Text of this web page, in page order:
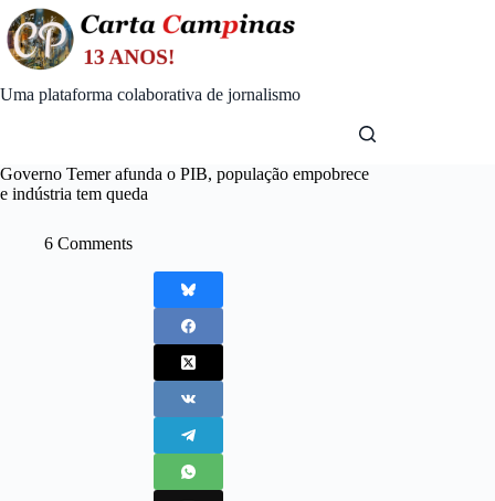
Skip
to
content
Uma plataforma colaborativa de jornalismo
Governo Temer afunda o PIB, população empobrece
e indústria tem queda
6 Comments